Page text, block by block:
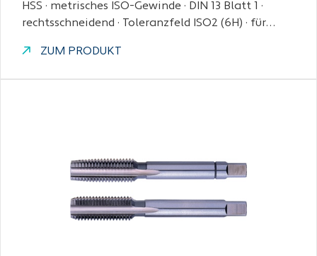
HSS · metrisches ISO-Gewinde · DIN 13 Blatt 1 ·
rechtsschneidend · Toleranzfeld ISO2 (6H) · für…
ZUM PRODUKT